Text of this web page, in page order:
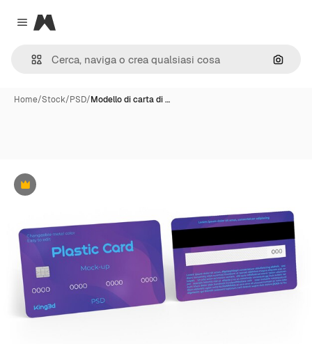
Close menu
Magnific
Cerca
Home/Stock/PSD/Modello di carta di …
Premium